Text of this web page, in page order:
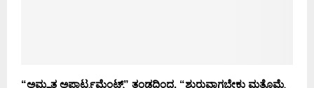
“ಅಮೄತ ಅಪಾರ್ಟ್ಮಮೆಂಟ್ಸ್” ತಂಡದಿಂದ, “ಶುರುವಾಗಬೇಕು ಮತ್ತೊಮ್ಮೆ